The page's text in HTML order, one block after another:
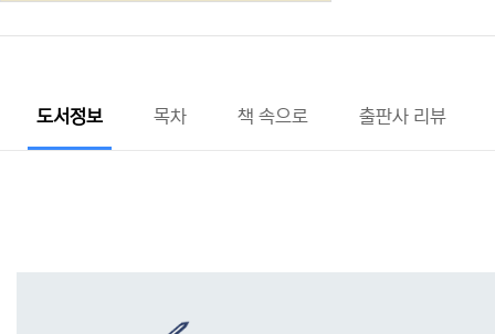
도서정보 목차 책 속으로 출판사 리뷰